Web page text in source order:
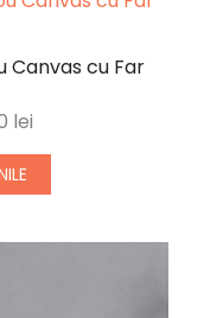
Canvas cu Far
lei